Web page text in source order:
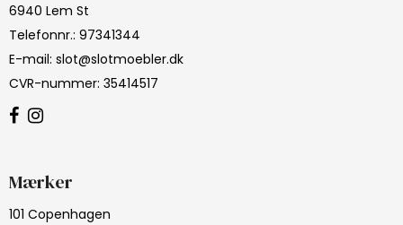
6940 Lem St
Telefonnr.: 97341344
E-mail: slot@slotmoebler.dk
CVR-nummer: 35414517
Mærker
101 Copenhagen